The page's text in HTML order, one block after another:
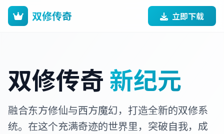
双修传奇 立即下载
双修传奇 新纪元
融合东方修仙与西方魔幻，打造全新的双修系
统。在这个充满奇迹的世界里，突破自我，成